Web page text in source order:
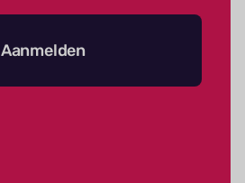
Aanmelden